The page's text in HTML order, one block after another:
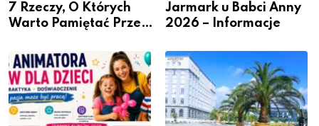
7 Rzeczy, O Których
Warto Pamiętać Przed
Jarmark u Babci Anny
2026 – Informacje